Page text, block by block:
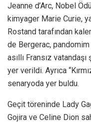
Jeanne d’Arc, Nobel
kimyager Marie Curie,
Rostand tarafından
de Bergerac, pandomim
asıllı Fransız
yer verildi. Ayrıca
senaryoda yer buldu.
Geçit töreninde Lady
Gojira ve Celine Dion